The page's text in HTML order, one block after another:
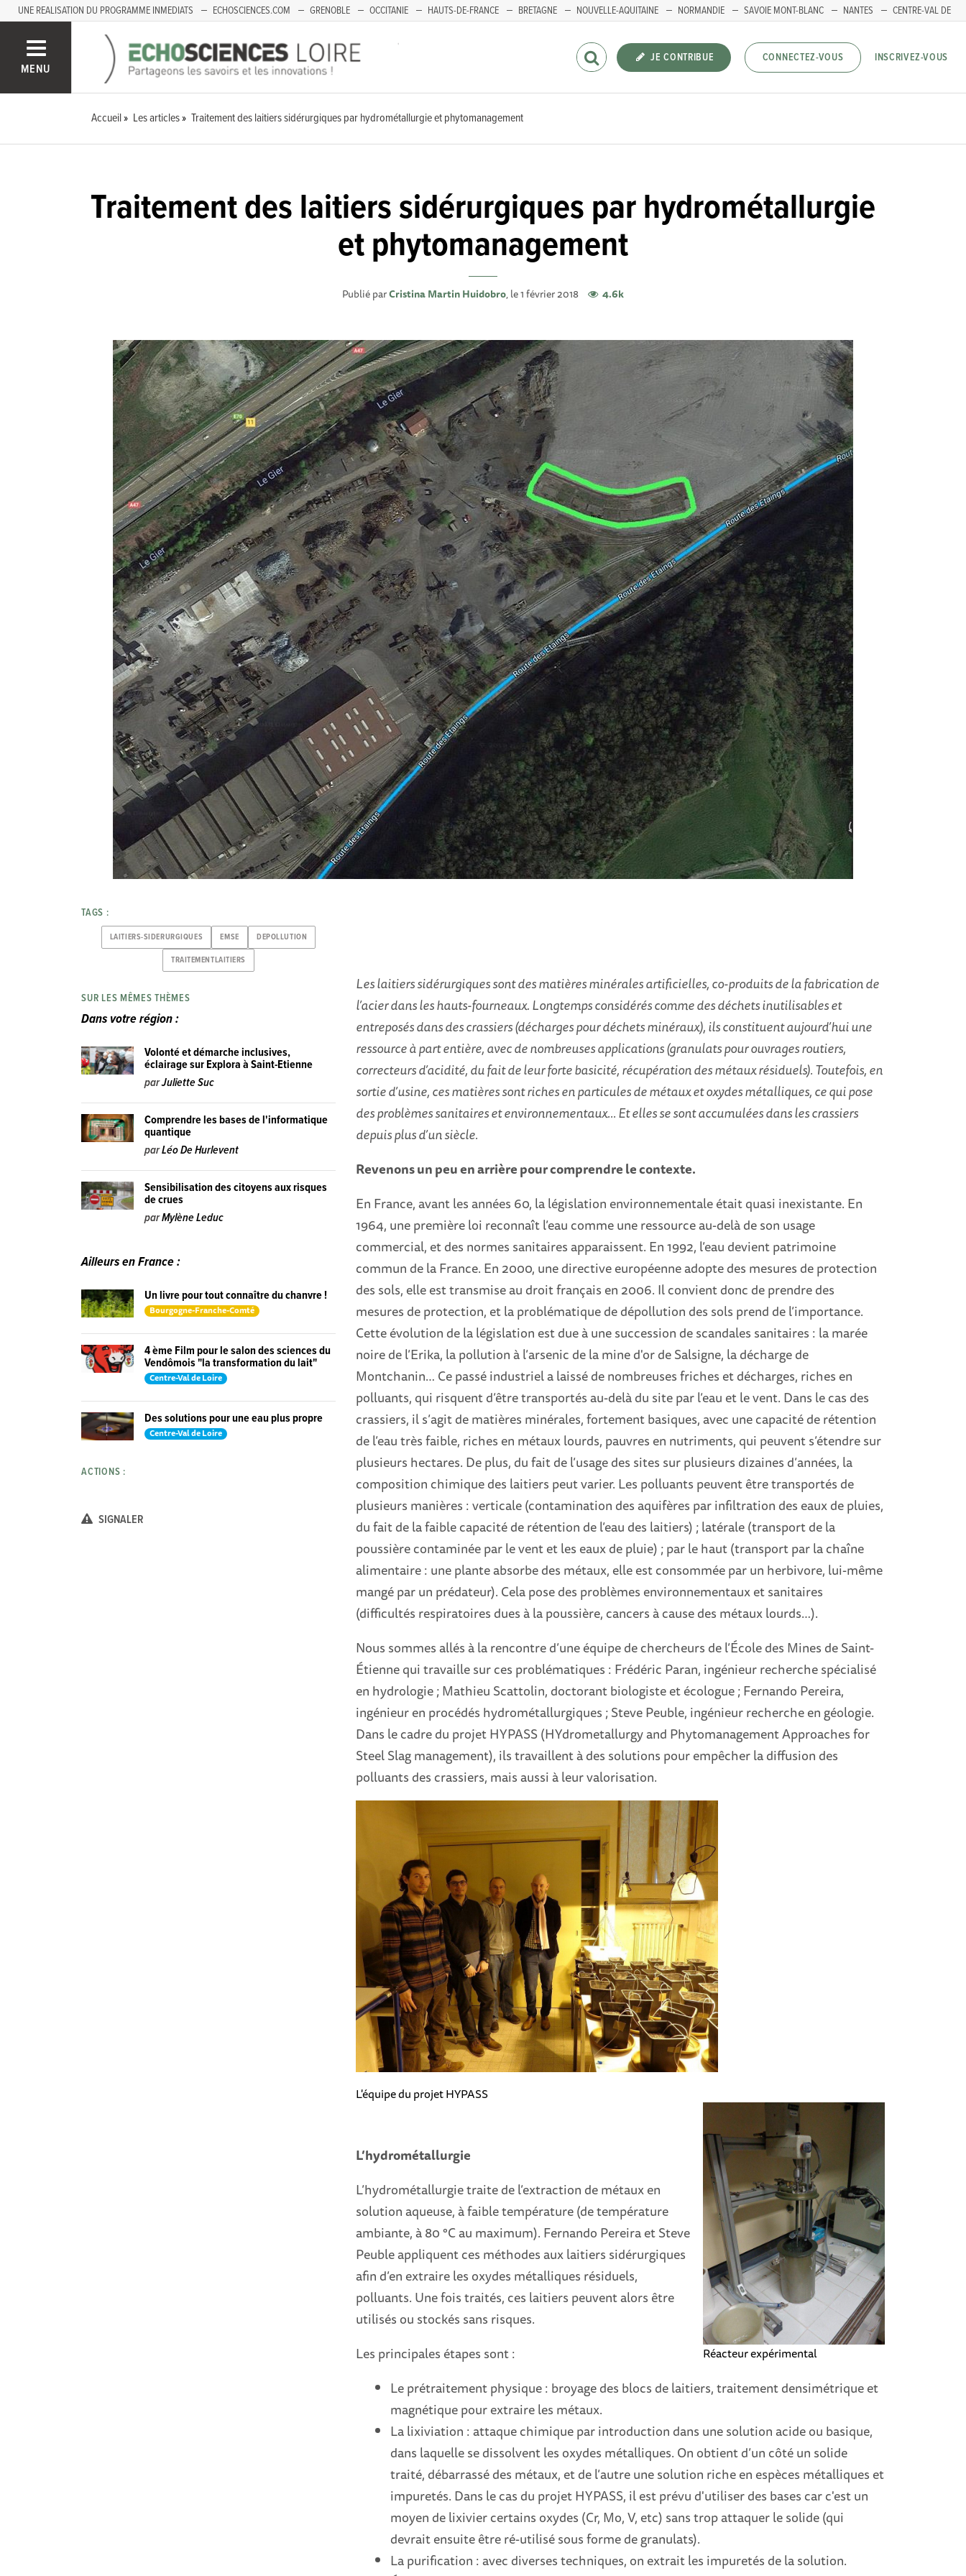
UNE REALISATION DU PROGRAMME INMEDIATS ECHOSCIENCES.COM GRENOBLE OCCITANIE HAUTS-DE-FRANCE BRETAGNE NOUVELLE-AQUITAINE NORMANDIE SAVOIE MONT-BLANC NANTES
CENTRE-VAL DE
MENU
JE CONTRIBUE CONNECTEZ-VOUS INSCRIVEZ-VOUS
Accueil Les articles Traitement des laitiers sidérurgiques par hydrométallurgie et phytomanagement
Traitement des laitiers sidérurgiques par hydrométallurgie
et phytomanagement
Publié parCristina Martin Huidobro, le 1 février 2018 4.6k
Les laitiers sidérurgiques sont des matières minérales artificielles, co-produits de la fabrication de
l’acier dans les hauts-fourneaux. Longtemps considérés comme des déchets inutilisables et
entreposés dans des crassiers (décharges pour déchets minéraux), ils constituent aujourd’hui une
ressource à part entière, avec de nombreuses applications (granulats pour ouvrages routiers,
correcteurs d’acidité, du fait de leur forte basicité, récupération des métaux résiduels). Toutefois, en
sortie d’usine, ces matières sont riches en particules de métaux et oxydes métalliques, ce qui pose
des problèmes sanitaires et environnementaux... Et elles se sont accumulées dans les crassiers
depuis plus d’un siècle.
Revenons un peu en arrière pour comprendre le contexte.
En France, avant les années 60, la législation environnementale était quasi inexistante. En
1964, une première loi reconnaît l’eau comme une ressource au-delà de son usage
commercial, et des normes sanitaires apparaissent. En 1992, l’eau devient patrimoine
commun de la France. En 2000, une directive européenne adopte des mesures de protection
des sols, elle est transmise au droit français en 2006. Il convient donc de prendre des
mesures de protection, et la problématique de dépollution des sols prend de l’importance.
Cette évolution de la législation est due à une succession de scandales sanitaires : la marée
noire de l’Erika, la pollution à l’arsenic de la mine d'or de Salsigne, la décharge de
Montchanin… Ce passé industriel a laissé de nombreuses friches et décharges, riches en
polluants, qui risquent d’être transportés au-delà du site par l’eau et le vent. Dans le cas des
crassiers, il s’agit de matières minérales, fortement basiques, avec une capacité de rétention
de l’eau très faible, riches en métaux lourds, pauvres en nutriments, qui peuvent s’étendre sur
plusieurs hectares. De plus, du fait de l’usage des sites sur plusieurs dizaines d’années, la
composition chimique des laitiers peut varier. Les polluants peuvent être transportés de
plusieurs manières : verticale (contamination des aquifères par infiltration des eaux de pluies,
du fait de la faible capacité de rétention de l’eau des laitiers) ; latérale (transport de la
poussière contaminée par le vent et les eaux de pluie) ; par le haut (transport par la chaîne
alimentaire : une plante absorbe des métaux, elle est consommée par un herbivore, lui-même
mangé par un prédateur). Cela pose des problèmes environnementaux et sanitaires
(difficultés respiratoires dues à la poussière, cancers à cause des métaux lourds…).
Nous sommes allés à la rencontre d’une équipe de chercheurs de l’École des Mines de Saint-
Étienne qui travaille sur ces problématiques : Frédéric Paran, ingénieur recherche spécialisé
en hydrologie ; Mathieu Scattolin, doctorant biologiste et écologue ; Fernando Pereira,
ingénieur en procédés hydrométallurgiques ; Steve Peuble, ingénieur recherche en géologie.
Dans le cadre du projet HYPASS (HYdrometallurgy and Phytomanagement Approaches for
Steel Slag management), ils travaillent à des solutions pour empêcher la diffusion des
polluants des crassiers, mais aussi à leur valorisation.
L'équipe du projet HYPASS
Réacteur expérimental
L’hydrométallurgie
L’hydrométallurgie traite de l’extraction de métaux en
solution aqueuse, à faible température (de température
ambiante, à 80 °C au maximum). Fernando Pereira et Steve
Peuble appliquent ces méthodes aux laitiers sidérurgiques
afin d’en extraire les oxydes métalliques résiduels,
polluants. Une fois traités, ces laitiers peuvent alors être
utilisés ou stockés sans risques.
Les principales étapes sont :
Le prétraitement physique : broyage des blocs de laitiers, traitement densimétrique et
magnétique pour extraire les métaux.
La lixiviation : attaque chimique par introduction dans une solution acide ou basique,
dans laquelle se dissolvent les oxydes métalliques. On obtient d’un côté un solide
traité, débarrassé des métaux, et de l’autre une solution riche en espèces métalliques et
impuretés. Dans le cas du projet HYPASS, il est prévu d'utiliser des bases car c'est un
moyen de lixivier certains oxydes (Cr, Mo, V, etc) sans trop attaquer le solide (qui
devrait ensuite être ré-utilisé sous forme de granulats).
La purification : avec diverses techniques, on extrait les impuretés de la solution.
TAGS :
LAITIERS-SIDERURGIQUES EMSE DEPOLLUTION
TRAITEMENTLAITIERS
SUR LES MÊMES THÈMES
Dans votre région :
Volonté et démarche inclusives,
éclairage sur Explora à Saint-Etienne
parJuliette Suc
Comprendre les bases de l'informatique
quantique
parLéo De Hurlevent
Sensibilisation des citoyens aux risques
de crues
parMylène Leduc
Ailleurs en France :
Un livre pour tout connaître du chanvre !
Bourgogne-Franche-Comté
4 ème Film pour le salon des sciences du
Vendômois "la transformation du lait"
Centre-Val de Loire
Des solutions pour une eau plus propre
Centre-Val de Loire
ACTIONS :
SIGNALER